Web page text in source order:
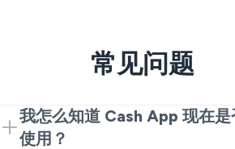
常见问题
我怎么知道 Cash App 现在是
使用？